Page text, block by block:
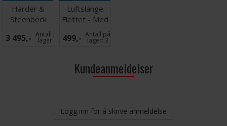
Harder &
Steenbeck
Infinity 2024
Solo
3 495,- Antall på
lager:
Luftslange
Flettet - Med
Swivel Joint
499,- Antall på
lager:3
Kundeanmeldelser
Logg inn for å skrive anmeldelse